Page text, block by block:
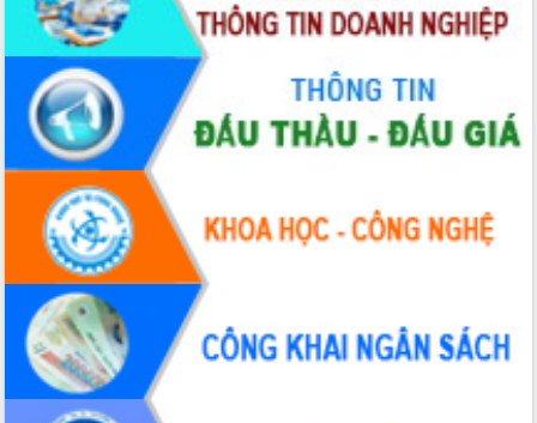
Định vị cà phê Việt Nam như một “di
sản sống” trong dòng chảy toàn cầu
Xây dựng nông thôn mới: Nâng cao đời
sống người dân từ những mô hình thiết
thực
Quyết liệt tháo gỡ vướng mắc, đẩy
nhanh tiến độ các dự án trọng điểm
trong Khu kinh tế Nam Phú Yên
Hòn Yến phát triển du lịch gắn với bảo
tồn biển
Lấy ý kiến điều chỉnh Quy hoạch tỉnh
Đắk Lắk thời kỳ 2021-2030, tầm nhìn
đến năm 2050
Phát động chiến dịch 30 ngày đêm
giải phóng mặt bằng Tuyến đường bộ
ven biển